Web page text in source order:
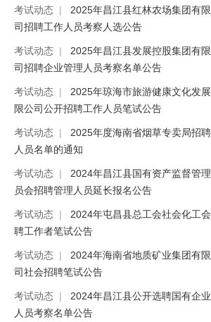
考试动态 |
2025年昌江县红林农场集团有
司招聘工作人员考察人选公告
考试动态 |
2025年昌江县发展控股集团有
司招聘企业管理人员考察名单公告
考试动态 |
2025年琼海市旅游健康文化发
限公司公开招聘工作人员笔试公告
考试动态 |
2025年度海南省烟草专卖局招
人员名单的通知
考试动态 |
2024年昌江县国有资产监督管
员会招聘管理人员延长报名公告
考试动态 |
2024年屯昌县总工会社会化工
聘工作者笔试公告
考试动态 |
2024年海南省地质矿业集团有
司社会招聘笔试公告
考试动态 |
2024年昌江县公开选聘国有企
人员考察名单公告